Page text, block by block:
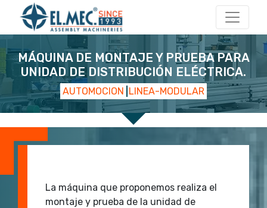
Navegación principal
MÁQUINA DE MONTAJE Y PRUEBA PARA
UNIDAD DE DISTRIBUCIÓN ELÉCTRICA.
AUTOMOCION LINEA-MODULAR
La máquina que proponemos realiza el
montaje y prueba de la unidad de